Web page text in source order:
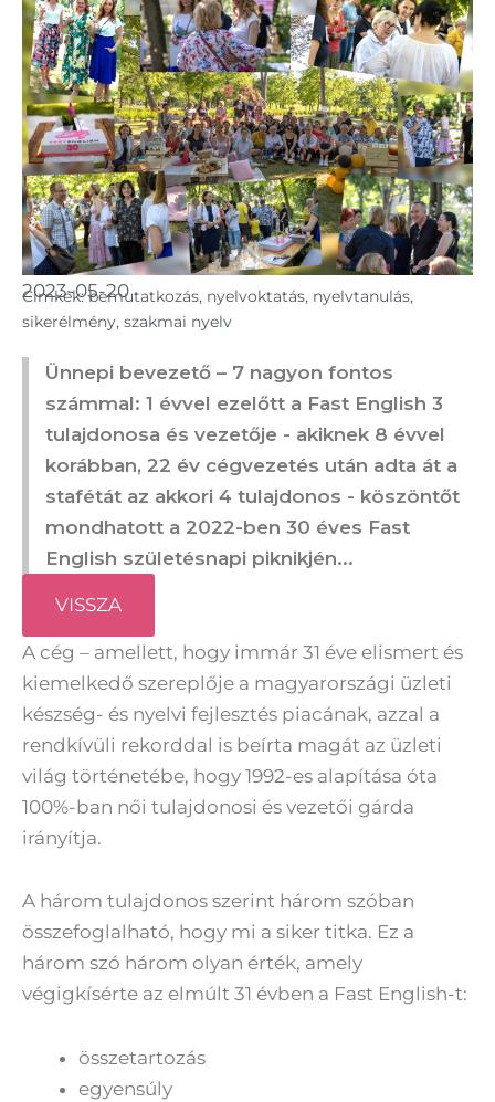
2023-05-20
Cimkék: bemutatkozás, nyelvoktatás, nyelvtanulás,
sikerélmény, szakmai nyelv
Ünnepi bevezető – 7 nagyon fontos
számmal: 1 évvel ezelőtt a Fast English 3
tulajdonosa és vezetője - akiknek 8 évvel
korábban, 22 év cégvezetés után adta át a
stafétát az akkori 4 tulajdonos - köszöntőt
mondhatott a 2022-ben 30 éves Fast
English születésnapi piknikjén...
VISSZA
A cég – amellett, hogy immár 31 éve elismert és
kiemelkedő szereplője a magyarországi üzleti
készség- és nyelvi fejlesztés piacának, azzal a
rendkívüli rekorddal is beírta magát az üzleti
világ történetébe, hogy 1992-es alapítása óta
100%-ban női tulajdonosi és vezetői gárda
irányítja.
A három tulajdonos szerint három szóban
összefoglalható, hogy mi a siker titka. Ez a
három szó három olyan érték, amely
végigkísérte az elmúlt 31 évben a Fast English-t:
összetartozás
egyensúly